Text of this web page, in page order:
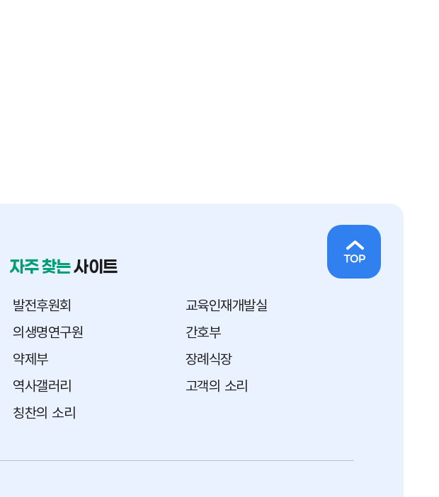
자주 찾는사이트
발전후원회
교육인재개발실
의생명연구원
간호부
약제부
장례식장
역사갤러리
고객의 소리
칭찬의 소리